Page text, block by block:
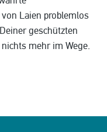
Laien problemlos
geschützten
mehr im Wege.